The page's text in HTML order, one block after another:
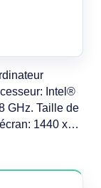
Intel®
GHz. Taille de
1440 x
mémoire